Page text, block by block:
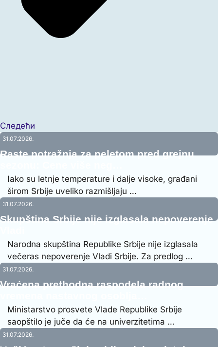
Следећи
31.07.2026.
Raste potražnja za peletom pred grejnu
Iako su letnje temperature i dalje visoke, građani
širom Srbije uveliko razmišljaju …
31.07.2026.
Skupština Srbije nije izglasala nepoverenje
Narodna skupština Republike Srbije nije izglasala
večeras nepoverenje Vladi Srbije. Za predlog …
31.07.2026.
Vraćena prethodna raspodela radnog
Ministarstvo prosvete Vlade Republike Srbije
saopštilo je juče da će na univerzitetima …
31.07.2026.